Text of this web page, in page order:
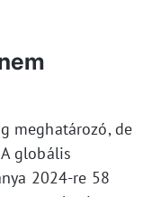
meghatározó, de
globális
2024-re 58